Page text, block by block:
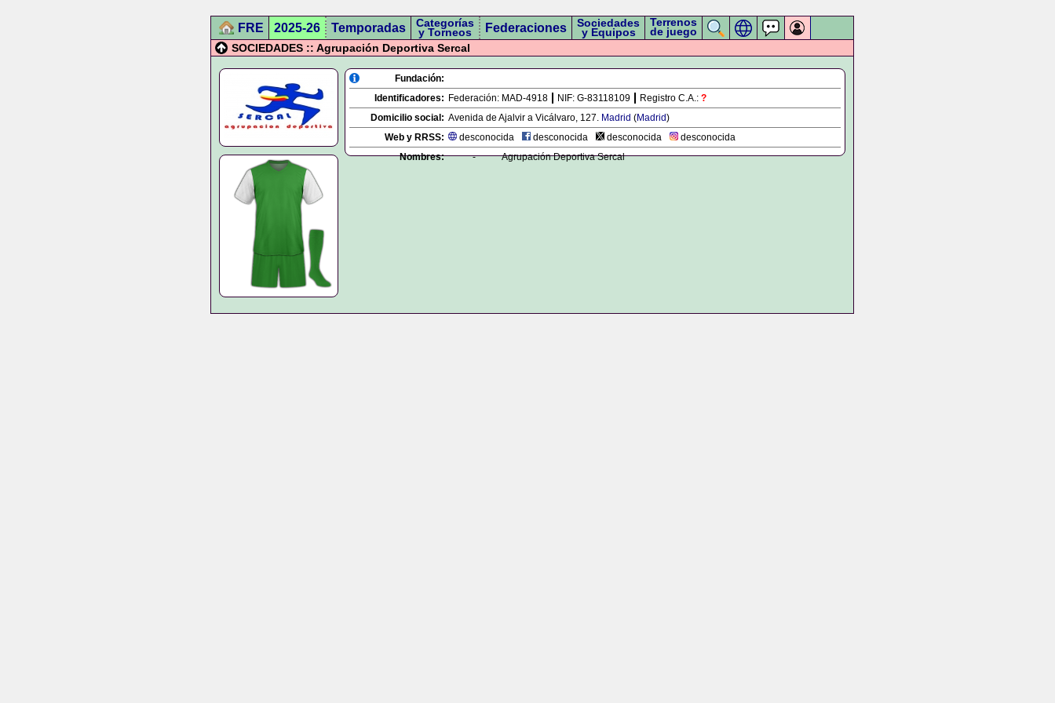
FRE 2025-26 Temporadas Categorías
y Torneos Federaciones Sociedades
y Equipos
Terrenos
de juego
SOCIEDADES :: Agrupación Deportiva Sercal
Fundación:
Identificadores: Federación: MAD-4918 NIF: G-83118109 Registro C.A.: ?
Domicilio social: Avenida de Ajalvir a Vicálvaro, 127. Madrid (Madrid)
Web y RRSS:
desconocida desconocida desconocida
desconocida
Nombres:
- Agrupación Deportiva Sercal